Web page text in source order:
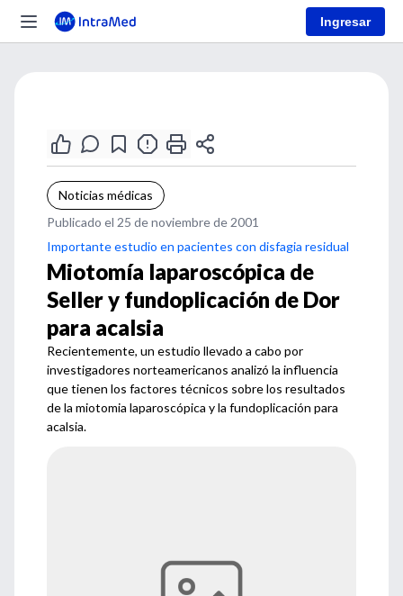
Ingresar
Noticias médicas
Publicado el 25 de noviembre de 2001
Importante estudio en pacientes con disfagia residual
Miotomía laparoscópica de
Seller y fundoplicación de Dor
para acalsia
Recientemente, un estudio llevado a cabo por
investigadores norteamericanos analizó la influencia
que tienen los factores técnicos sobre los resultados
de la miotomia laparoscópica y la fundoplicación para
acalsia.